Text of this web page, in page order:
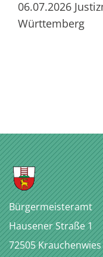
06.07.2026
Württemberg
Bürgermeisteramt
Hausener Straße 1
72505Krauchenwies